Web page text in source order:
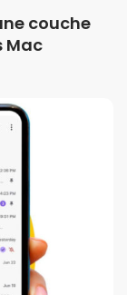
couche
Mac